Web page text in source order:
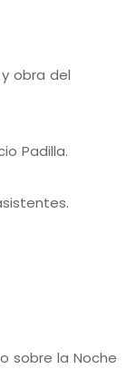
obra del
Padilla.
sobre la Noche